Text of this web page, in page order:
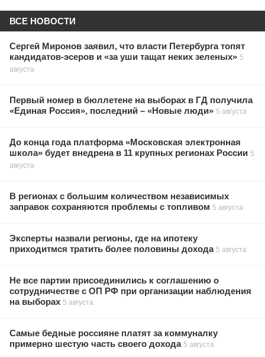
ВСЕ НОВОСТИ
Сергей Миронов заявил, что власти Петербурга топят
кандидатов-эсеров и «за уши тащат неких зеленых» 5
августа
Первый номер в бюллетене на выборах в ГД получила
«Единая Россия», последний – «Новые люди» 5 августа
До конца года платформа «Московская электронная
школа» будет внедрена в 11 крупных регионах России 5
августа
В регионах с большим количеством независимых
заправок сохраняются проблемы с топливом 5 августа
Эксперты назвали регионы, где на ипотеку
приходитмся тратить более половины дохода 5 августа
Не все партии присоединились к соглашению о
сотрудничестве с ОП РФ при организации наблюдения
на выборах 5 августа
Самые бедные россияне платят за коммуналку
примерно шестую часть своего дохода 5 августа